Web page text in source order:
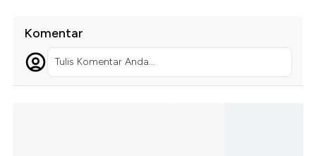
Komentar
Tulis Komentar Anda...